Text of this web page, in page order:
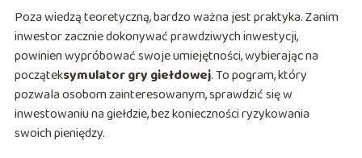
Poza wiedzą teoretyczną, bardzo ważna jest praktyka. Zanim
inwestor zacznie dokonywać prawdziwych inwestycji,
powinien wypróbować swoje umiejętności, wybierając na
począteksymulator gry giełdowej. To pogram, który
pozwala osobom zainteresowanym, sprawdzić się w
inwestowaniu na giełdzie, bez konieczności ryzykowania
swoich pieniędzy.